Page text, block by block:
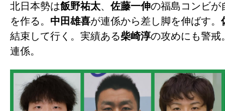
北日本勢は飯野祐太、佐藤一伸の福島コンビが
を作る。 中田雄喜が連係から差し脚を伸ばす。
結束して行く。実績ある柴崎淳の攻めにも警戒
連係。